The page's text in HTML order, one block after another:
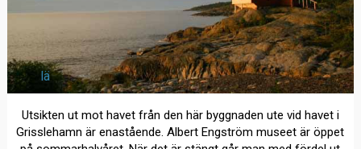
lä
Utsikten ut mot havet från den här byggnaden ute vid havet i
Grisslehamn är enastående. Albert Engström museet är öppet